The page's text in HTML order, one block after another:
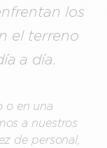
los
el terreno
a día.
o en una
a nuestros
de personal,